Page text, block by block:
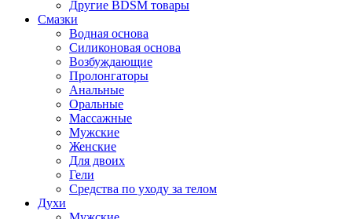
Другие BDSM товары
Смазки
Водная основа
Силиконовая основа
Возбуждающие
Пролонгаторы
Анальные
Оральные
Массажные
Мужские
Женские
Для двоих
Гели
Средства по уходу за телом
Духи